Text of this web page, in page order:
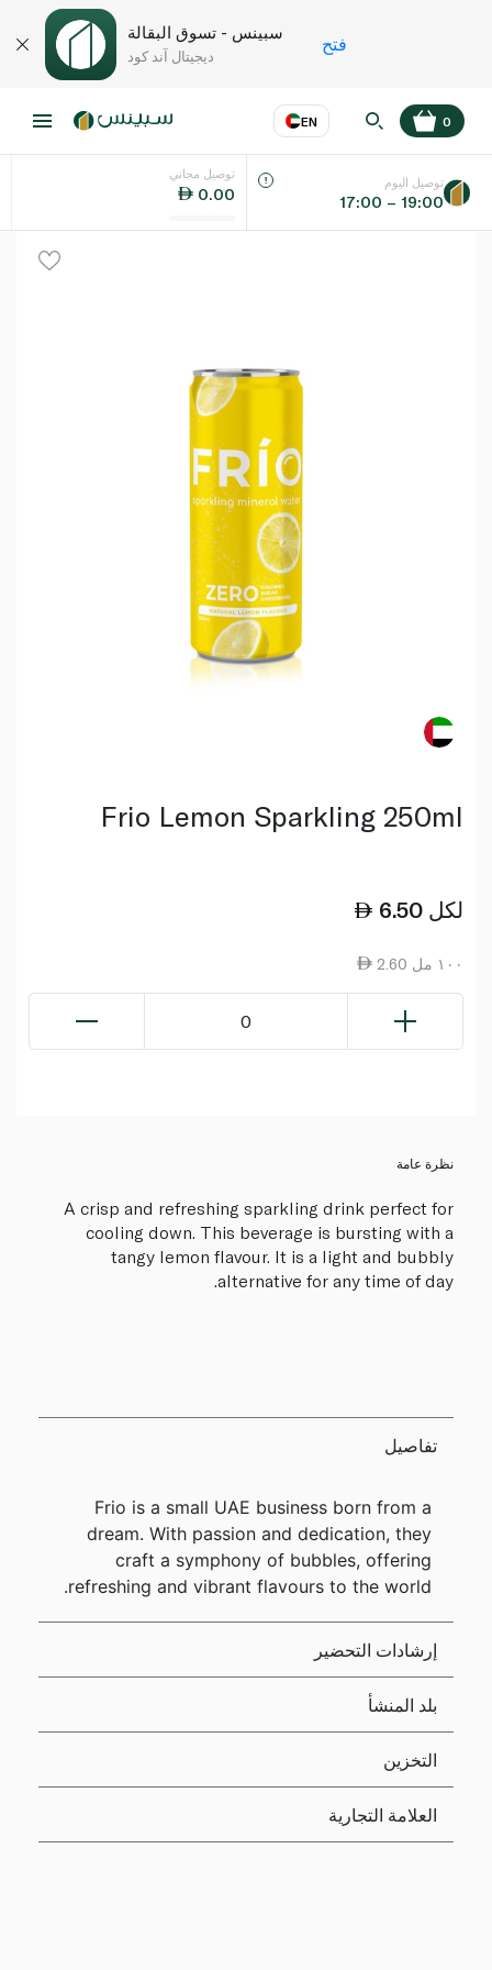
سبينس - تسوق البقالة
ديجيتال آند كود
فتح
EN
اللغة عر
0
توصيل مجاني
0.00
توصيل اليوم
17:00 – 19:00
Frio Lemon Sparkling 250ml
6.50 لكل
2.60 ١٠٠ مل
0
نظرة عامة
A crisp and refreshing sparkling drink perfect for
cooling down. This beverage is bursting with a
tangy lemon flavour. It is a light and bubbly
alternative for any time of day.
تفاصيل
Frio is a small UAE business born from a
dream. With passion and dedication, they
craft a symphony of bubbles, offering
refreshing and vibrant flavours to the world.
إرشادات التحضير
بلد المنشأ
التخزين
العلامة التجارية